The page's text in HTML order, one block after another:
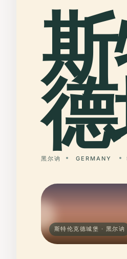
黑尔讷 GERMANY
斯特伦克德城堡 · 黑尔讷